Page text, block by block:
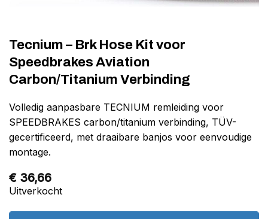
Tecnium – Brk Hose Kit voor
Speedbrakes Aviation
Carbon/Titanium Verbinding
Volledig aanpasbare TECNIUM remleiding voor
SPEEDBRAKES carbon/titanium verbinding, TÜV-
gecertificeerd, met draaibare banjos voor eenvoudige
montage.
€ 36,66
Uitverkocht